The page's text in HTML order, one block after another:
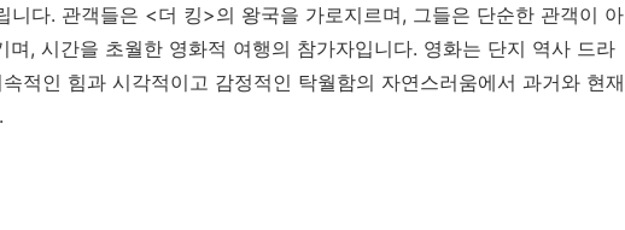
니다. 관객들은 <더 킹>의 왕국을 가로지르며, 그들은 단순한 관객이 아
, 시간을 초월한 영화적 여행의 참가자입니다. 영화는 단지 역사 드라
적인 힘과 시각적이고 감정적인 탁월함의 자연스러움에서 과거와 현재